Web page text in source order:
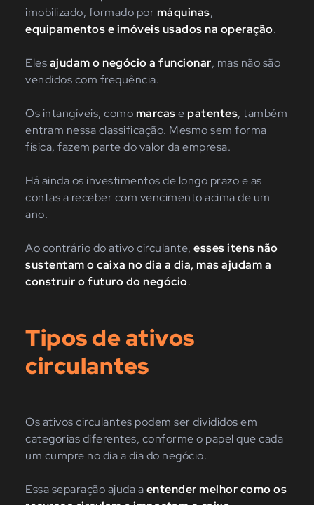
imobilizado, formado por máquinas,
equipamentos e imóveis usados na operação.
Elesajudam o negócio a funcionar, mas não são
vendidos com frequência.
Os intangíveis, como marcase patentes, também
entram nessa classificação. Mesmo sem forma
física, fazem parte do valor da empresa.
Há ainda os investimentos de longo prazo e as
contas a receber com vencimento acima de um
ano.
Ao contrário do ativo circulante, esses itens não
sustentam o caixa no dia a dia, mas ajudam a
construir o futuro do negócio.
Tipos de ativos
circulantes
Os ativos circulantes podem ser divididos em
categorias diferentes, conforme o papel que cada
um cumpre no dia a dia do negócio.
Essa separação ajuda aentender melhor como os